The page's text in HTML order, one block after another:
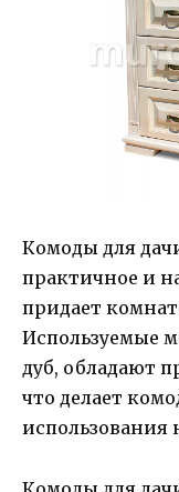
Комоды для
практичное и
придает
Используемые
дуб, обладают
что делает
использования